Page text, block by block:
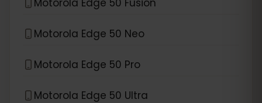
Motorola Edge 50 Neo
Motorola Edge 50 Pro
Motorola Edge 50 Ultra